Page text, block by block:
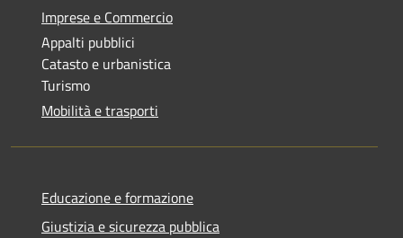
Imprese e Commercio
Appalti pubblici
Catasto e urbanistica
Turismo
Mobilità e trasporti
Educazione e formazione
Giustizia e sicurezza pubblica